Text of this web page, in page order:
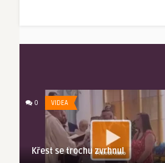
0 VIDEA
Křest se trochu zvrhnul